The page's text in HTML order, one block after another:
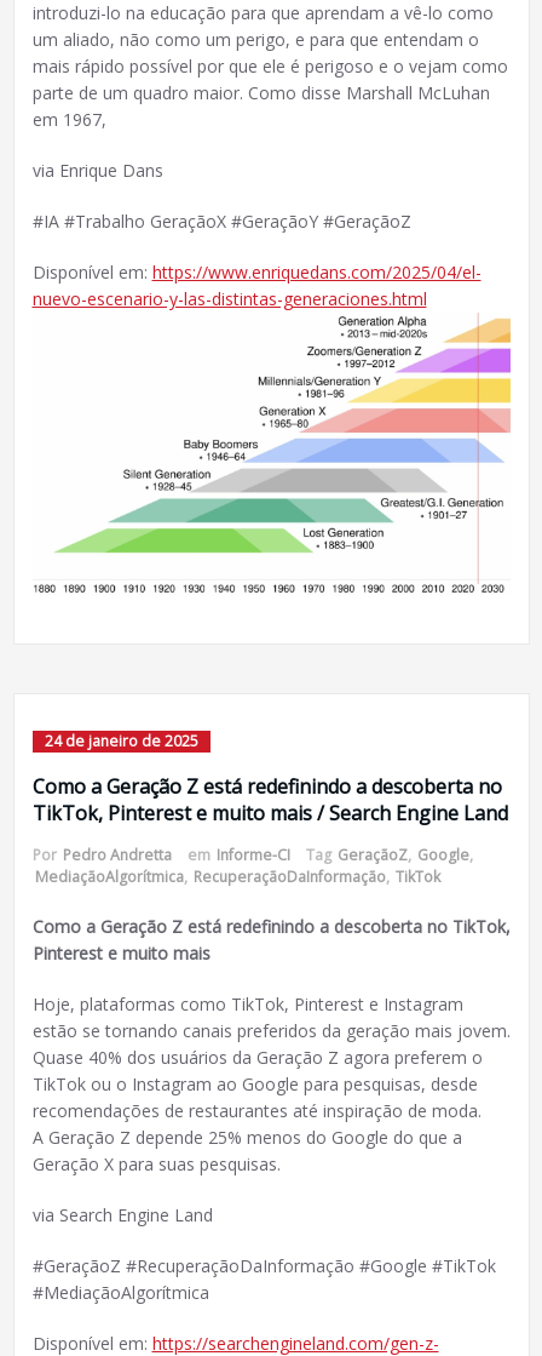
introduzi-lo na educação para que aprendam a vê-lo como
um aliado, não como um perigo, e para que entendam o
mais rápido possível por que ele é perigoso e o vejam como
parte de um quadro maior. Como disse Marshall McLuhan
em 1967,
via Enrique Dans
#IA #Trabalho GeraçãoX #GeraçãoY #GeraçãoZ
Disponível em: https://www.enriquedans.com/2025/04/el-
nuevo-escenario-y-las-distintas-generaciones.html
24 de janeiro de 2025
Como a Geração Z está redefinindo a descoberta no
TikTok, Pinterest e muito mais / Search Engine Land
Por Pedro Andretta em Informe-CI Tag GeraçãoZ, Google,
MediaçãoAlgorítmica, RecuperaçãoDaInformação, TikTok
Como a Geração Z está redefinindo a descoberta no TikTok,
Pinterest e muito mais
Hoje, plataformas como TikTok, Pinterest e Instagram
estão se tornando canais preferidos da geração mais jovem.
Quase 40% dos usuários da Geração Z agora preferem o
TikTok ou o Instagram ao Google para pesquisas, desde
recomendações de restaurantes até inspiração de moda.
A Geração Z depende 25% menos do Google do que a
Geração X para suas pesquisas.
via Search Engine Land
#GeraçãoZ #RecuperaçãoDaInformação #Google #TikTok
#MediaçãoAlgorítmica
Disponível em: https://searchengineland.com/gen-z-